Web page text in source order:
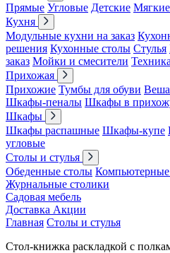
Прямые Угловые Детские Мягкие
Кухня
Модульные кухни на заказ
решения Кухонные столы Стулья
заказ Мойки и смесители
Прихожая
Прихожие Тумбы для обуви
Шкафы-пеналы Шкафы в
Шкафы
Шкафы распашные Шкафы-купе
угловые
Столы и стулья
Обеденные столы
Журнальные столики
Садовая мебель
Доставка Акции
Главная Столы и стулья
Стол-книжка раскладкой с